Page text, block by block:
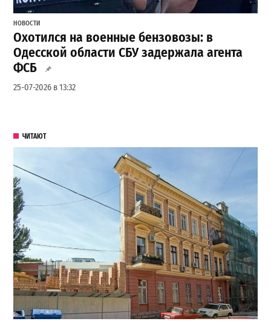
НОВОСТИ
Охотился на военные бензовозы: в
Одесской области СБУ задержала агента
ФСБ
25-07-2026 в 13:32
ЧИТАЮТ